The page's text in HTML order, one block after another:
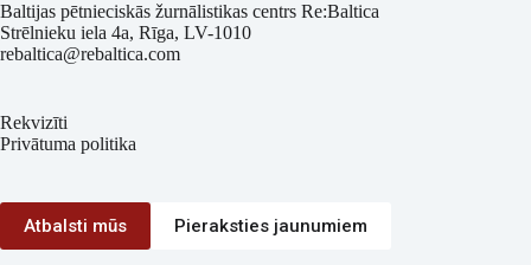
Baltijas pētnieciskās žurnālistikas centrs Re:Baltica
Strēlnieku iela 4a, Rīga, LV-1010
rebaltica@rebaltica.com
Rekvizīti
Privātuma politika
Atbalsti mūs Pieraksties jaunumiem